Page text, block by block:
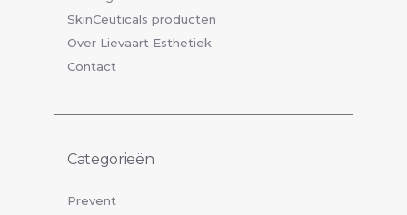
SkinCeuticals producten
Over Lievaart Esthetiek
Contact
Categorieën
Prevent